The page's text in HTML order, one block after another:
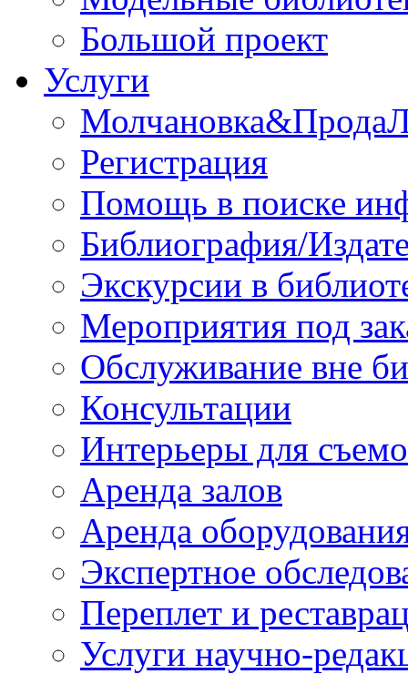
Большой проект
Услуги
Регистрация
Помощь в поиске
Библиография/
Экскурсии в
Мероприятия под
Обслуживание вне
Консультации
Интерьеры для
Аренда залов
Аренда
Экспертное
Переплет и
Услуги научно-